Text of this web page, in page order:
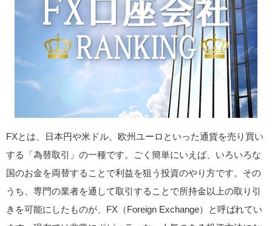
FXとは、日本円や米ドル、欧州ユーロといった通貨を売り買い
する「為替取引」の一種です。ごく簡単にいえば、いろいろな
国のお金を両替することで利益を狙う投資のやり方です。その
うち、専門の業者を通して取引することで所持金以上の取り引
きを可能にしたものが、FX（Foreign Exchange）と呼ばれてい